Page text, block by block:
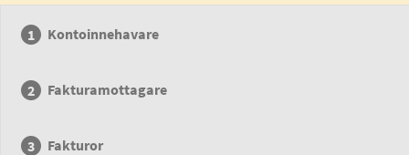
Kontoinnehavare
Fakturamottagare
Fakturor